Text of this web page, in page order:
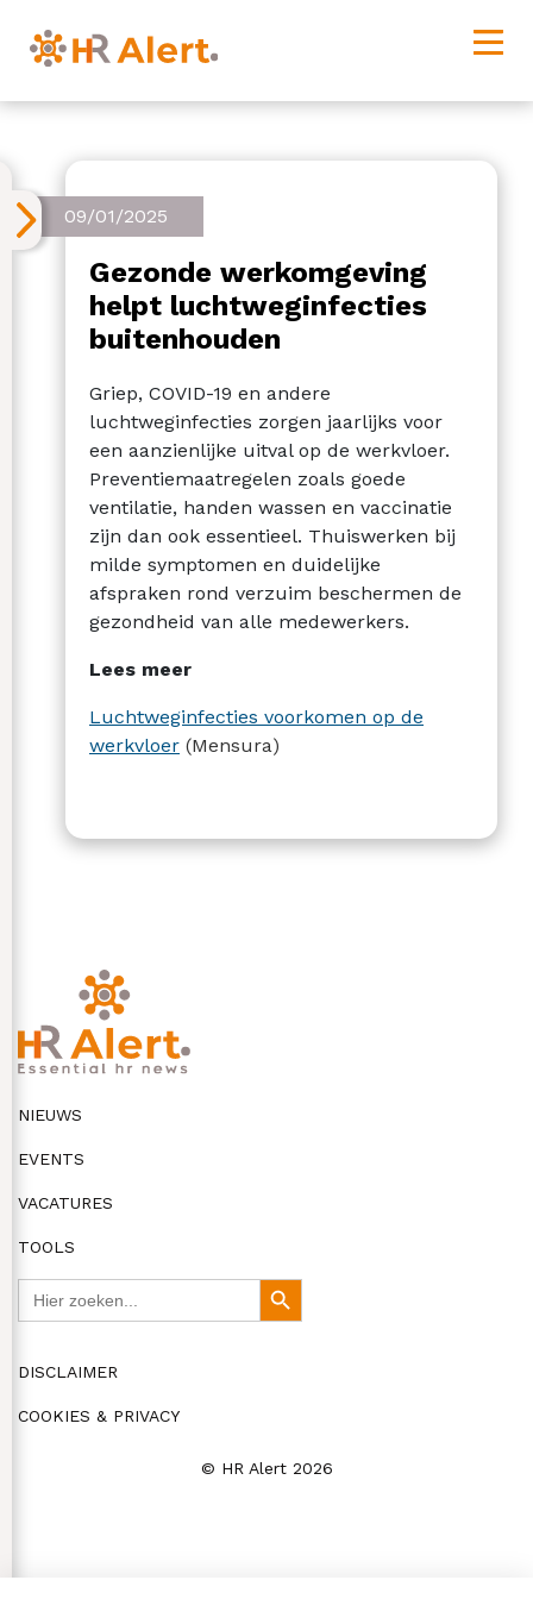
09/01/2025
Gezonde werkomgeving
helpt luchtweginfecties
buitenhouden
Griep, COVID-19 en andere
luchtweginfecties zorgen jaarlijks voor
een aanzienlijke uitval op de werkvloer.
Preventiemaatregelen zoals goede
ventilatie, handen wassen en vaccinatie
zijn dan ook essentieel. Thuiswerken bij
milde symptomen en duidelijke
afspraken rond verzuim beschermen de
gezondheid van alle medewerkers.
Lees meer
Luchtweginfecties voorkomen op de
werkvloer (Mensura)
NIEUWS
EVENTS
VACATURES
TOOLS
Zoekknop
DISCLAIMER
COOKIES & PRIVACY
© HR Alert 2026